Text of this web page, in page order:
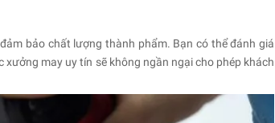
bảo chất lượng thành phẩm. Bạn có thể đánh giá
may uy tín sẽ không ngần ngại cho phép khách